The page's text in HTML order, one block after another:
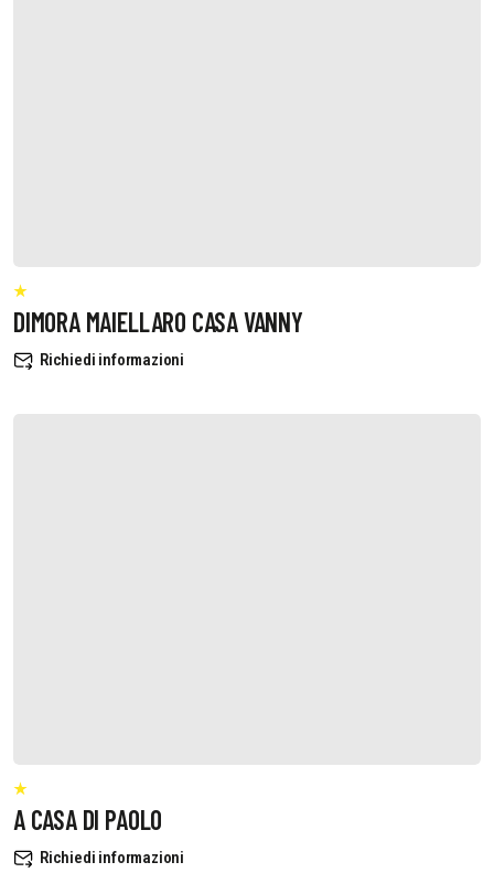
DIMORA MAIELLARO CASA VANNY
Richiedi informazioni
A CASA DI PAOLO
Richiedi informazioni